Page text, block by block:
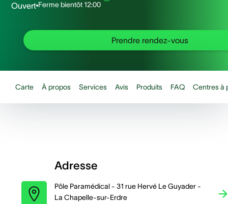
Ouvert Ferme bientôt 12:00
Prendre rendez-vous
Carte À propos Services Avis Produits FAQ Centres à
Adresse
Pôle Paramédical - 31 rue Hervé Le Guyader -
La Chapelle-sur-Erdre